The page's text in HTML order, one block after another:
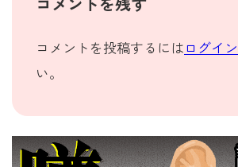
コメントを残す
コメントを投稿するには ログイン
い。